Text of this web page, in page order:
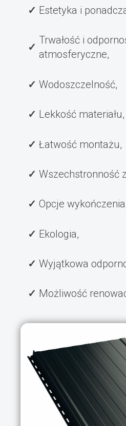
Estetyka i
Trwałość i
atmosferyczne,
Wodoszczelność,
Lekkość materiału,
Łatwość montażu,
Wszechstronność
Opcje
Ekologia,
Wyjątkowa
Możliwość